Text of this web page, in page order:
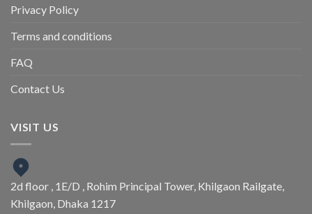
Privacy Policy
Terms and conditions
FAQ
Contact Us
VISIT US
2d floor , 1E/D , Rohim Principal Tower, Khilgaon Railgate,
Khilgaon, Dhaka 1217